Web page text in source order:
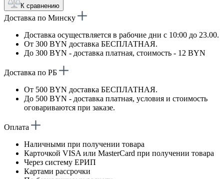
К сравнению
Доставка по Минску
Доставка осуществляется в рабочие дни с 10:00 до 23.00.
От 300 BYN доставка БЕСПЛАТНАЯ.
До 300 BYN - доставка платная, стоимость - 12 BYN
Доставка по РБ
От 500 BYN доставка БЕСПЛАТНАЯ.
До 500 BYN - доставка платная, условия и стоимость
оговариваются при заказе.
Оплата
Наличными при получении товара
Карточкой VISA или MasterCard при получении товара
Через систему ЕРИП
Картами рассрочки